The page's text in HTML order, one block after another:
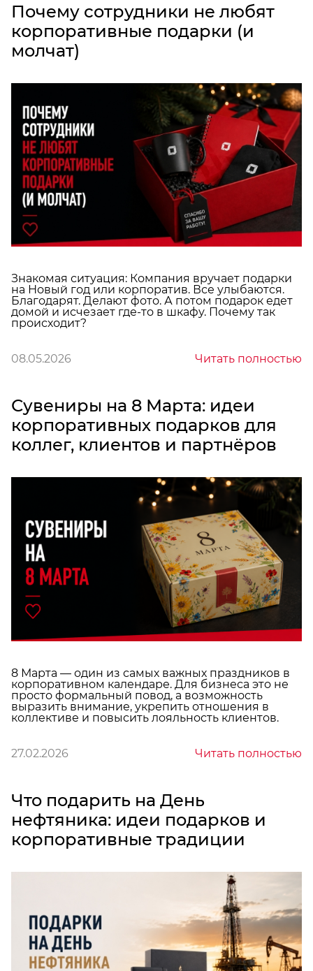
Почему сотрудники не любят
корпоративные подарки (и
молчат)
Знакомая ситуация: Компания вручает подарки
на Новый год или корпоратив. Все улыбаются.
Благодарят. Делают фото. А потом подарок едет
домой и исчезает где-то в шкафу. Почему так
происходит?
08.05.2026 Читать полностью
Сувениры на 8 Марта: идеи
корпоративных подарков для
коллег, клиентов и партнёров
8 Марта — один из самых важных праздников в
корпоративном календаре. Для бизнеса это не
просто формальный повод, а возможность
выразить внимание, укрепить отношения в
коллективе и повысить лояльность клиентов.
27.02.2026 Читать полностью
Что подарить на День
нефтяника: идеи подарков и
корпоративные традиции